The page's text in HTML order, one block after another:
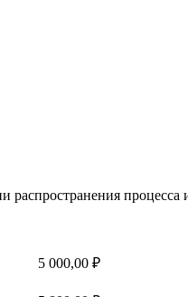
распространения
5 000,00 ₽